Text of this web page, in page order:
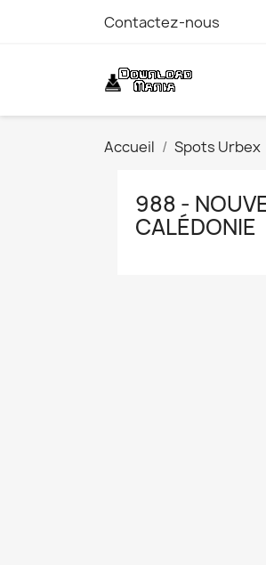
Contactez-nous
Accueil Spots Urbex
988 -
CALÉDONIE